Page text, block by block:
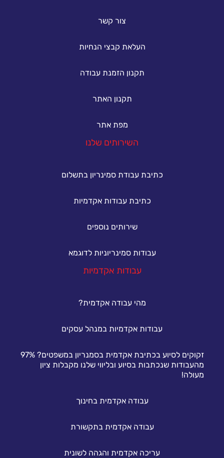
צור קשר
העלאת קבצי הנחיות
תקנון הזמנת עבודה
תקנון האתר
מפת אתר
השירותים שלנו
כתיבת עבודת סמינריון בתשלום
כתיבת עבודות אקדמיות
שירותים נוספים
עבודות סמינריוניות לדוגמא
עבודות אקדמיות
מהי עבודה אקדמית?
עבודות אקדמיות במנהל עסקים
זקוקים לסיוע בכתיבת אקדמית בסמנריון במשפטים? 97%
מהעבודות שנכתבות בסיוע ובליווי שלנו מקבלות ציון
מעולה!
עבודה אקדמית בחינוך
עבודה אקדמית בתקשורת
עריכה אקדמית והגהה לשונית